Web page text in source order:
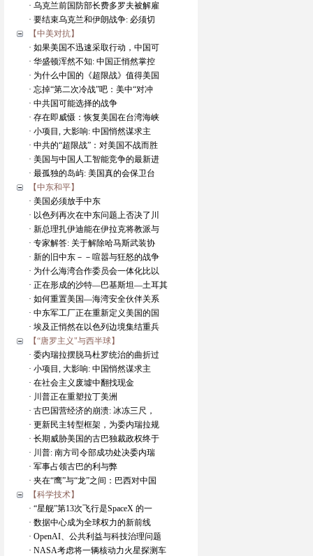
· 乌克兰前国防部长费多罗夫被解雇
· 要结束乌克兰和伊朗战争: 必须切
【中美对抗】
· 如果美国不迅速采取行动，中国可
· 华盛顿浑然不知: 中国正悄然掌控
· 为什么中国的《超限战》值得美国
· 忘掉“第二次冷战”吧：美中“对冲
· 中共国可能选择的战争
· 存在即威慑：恢复美国在台湾海峡
· 小项目, 大影响: 中国悄然谋求主
· 中共的“超限战”：对美国不战而胜
· 美国与中国人工智能竞争的最新进
· 最孤独的岛屿: 美国真的会保卫台
【中东和平】
· 美国必须放手中东
· 以色列再次在中东问题上否决了川
· 新总理扎伊迪能在伊拉克将教派与
· 专家解答: 关于解除哈马斯武装协
· 新的旧中东－－喧嚣与狂怒的战争
· 为什么海湾合作委员会一体化比以
· 正在形成的沙特—巴基斯坦—土耳其
· 如何重置美国—海湾安全伙伴关系
· 中东军工厂正在重新定义美国的国
· 埃及正悄然在以色列边境集结重兵
【“唐罗主义"与西半球】
· 委内瑞拉摆脱马杜罗统治的曲折过
· 小项目, 大影响: 中国悄然谋求主
· 在社会主义废墟中翻找现金
· 川普正在重塑拉丁美洲
· 古巴国营经济的崩溃: 冰冻三尺，
· 更新民主转型框架，为委内瑞拉规
· 长期威胁美国的古巴独裁政权终于
· 川普: 南方司令部成功处决委内瑞
· 军事占领古巴的利与弊
· 夹在“鹰”与“龙”之间：巴西对中国
【科学技术】
· “星舰”第13次飞行是SpaceX 的一
· 数据中心成为全球权力的新前线
· OpenAI、公共利益与科技治理问题
· NASA考虑将一辆核动力火星探测车